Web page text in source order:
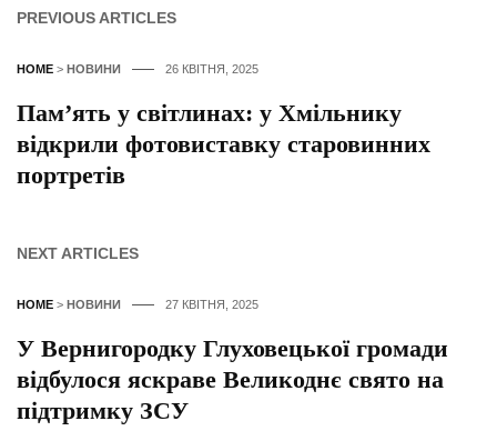
PREVIOUS ARTICLES
HOME > НОВИНИ 26 КВІТНЯ, 2025
Пам’ять у світлинах: у Хмільнику
відкрили фотовиставку старовинних
портретів
NEXT ARTICLES
HOME > НОВИНИ 27 КВІТНЯ, 2025
У Вернигородку Глуховецької громади
відбулося яскраве Великоднє свято на
підтримку ЗСУ